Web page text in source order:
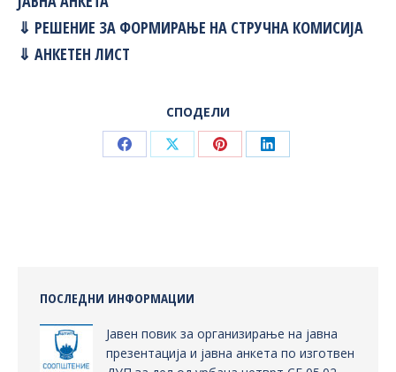
⇓ РЕШЕНИЕ ЗА ФОРМИРАЊЕ НА СТРУЧНА КОМИСИЈА
⇓ АНКЕТЕН ЛИСТ
СПОДЕЛИ
Share Share Share Share
ПОСЛЕДНИ ИНФОРМАЦИИ
Јавен повик за организирање на јавна
презентација и јавна анкета по изготвен